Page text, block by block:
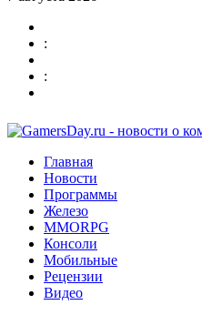
:
:
Главная
Новости
Программы
Железо
MMORPG
Консоли
Мобильные
Рецензии
Видео